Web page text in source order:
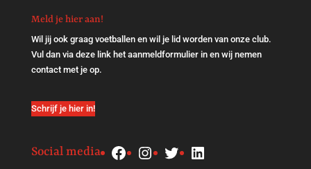
Meld je hier aan!
Wil jij ook graag voetballen en wil je lid worden van onze club.
Vul dan via deze linkhet aanmeldformulier in en wij nemen
contact met je op.
Schrijf je hier in!
Social media Facebook
Instagram
TwitterLinkedIn